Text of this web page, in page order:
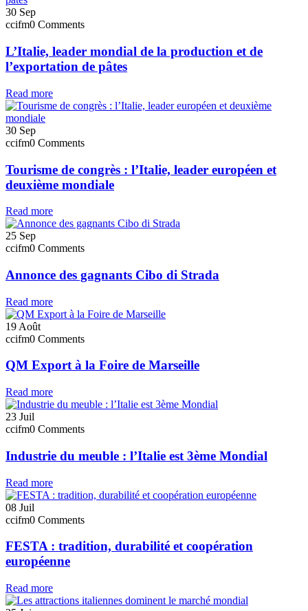
30 Sep
ccifm0 Comments
L’Italie, leader mondial de la production et de
l’exportation de pâtes
Read more
30 Sep
ccifm0 Comments
Tourisme de congrès : l’Italie, leader européen et
deuxième mondiale
Read more
25 Sep
ccifm0 Comments
Annonce des gagnants Cibo di Strada
Read more
19 Août
ccifm0 Comments
QM Export à la Foire de Marseille
Read more
23 Juil
ccifm0 Comments
Industrie du meuble : l’Italie est 3ème Mondial
Read more
08 Juil
ccifm0 Comments
FESTA : tradition, durabilité et coopération
européenne
Read more